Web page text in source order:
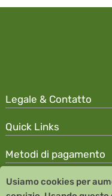
Legale & Contatto
Quick Links
Metodi di pagamento
Copyright © 2026
Usiamo cookies per